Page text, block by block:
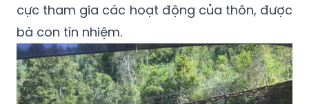
cực tham gia các hoạt động của thôn, được
bà con tín nhiệm.